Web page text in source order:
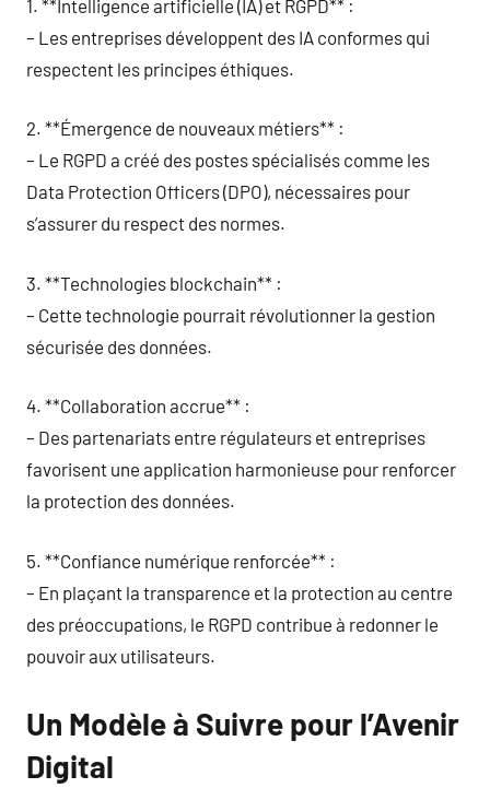
1. **Intelligence artificielle (IA) et RGPD** :
– Les entreprises développent des IA conformes qui
respectent les principes éthiques.
2. **Émergence de nouveaux métiers** :
– Le RGPD a créé des postes spécialisés comme les
Data Protection Officers (DPO), nécessaires pour
s’assurer du respect des normes.
3. **Technologies blockchain** :
– Cette technologie pourrait révolutionner la gestion
sécurisée des données.
4. **Collaboration accrue** :
– Des partenariats entre régulateurs et entreprises
favorisent une application harmonieuse pour renforcer
la protection des données.
5. **Confiance numérique renforcée** :
– En plaçant la transparence et la protection au centre
des préoccupations, le RGPD contribue à redonner le
pouvoir aux utilisateurs.
Un Modèle à Suivre pour l’Avenir
Digital